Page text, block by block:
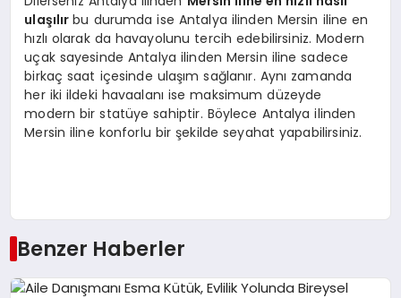
ulaşılırbu durumda ise Antalya ilinden Mersin iline en
hızlı olarak da havayolunu tercih edebilirsiniz. Modern
uçak sayesinde Antalya ilinden Mersin iline sadece
birkaç saat içesinde ulaşım sağlanır. Aynı zamanda
her iki ildeki havaalanı ise maksimum düzeyde
modern bir statüye sahiptir. Böylece Antalya ilinden
Mersin iline konforlu bir şekilde seyahat yapabilirsiniz.
Benzer Haberler